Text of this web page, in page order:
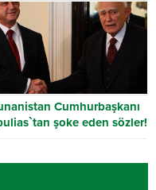
Cumhurbaşkanı
şoke eden sözler!